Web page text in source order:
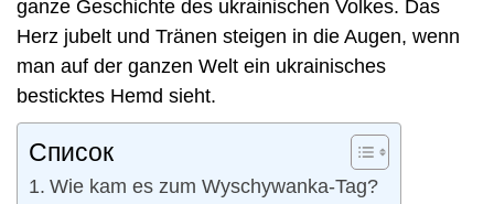
ganze Geschichte des ukrainischen Volkes. Das
Herz jubelt und Tränen steigen in die Augen, wenn
man auf der ganzen Welt ein ukrainisches
besticktes Hemd sieht.
Список
Wie kam es zum Wyschywanka-Tag?